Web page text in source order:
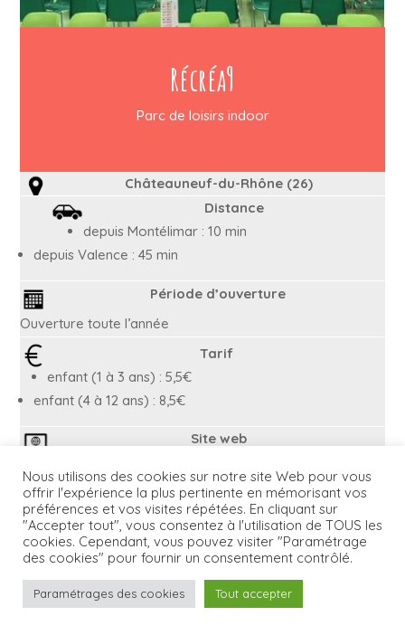
Récréa9
Parc de loisirs indoor
Châteauneuf-du-Rhône (26)
Distance
depuis Montélimar : 10 min
depuis Valence : 45 min
Période d’ouverture
Ouverture toute l’année
Tarif
enfant (1 à 3 ans) : 5,5€
enfant (4 à 12 ans) : 8,5€
Site web
Nous utilisons des cookies sur notre site Web pour vous
offrir l'expérience la plus pertinente en mémorisant vos
préférences et vos visites répétées. En cliquant sur
"Accepter tout", vous consentez à l'utilisation de TOUS les
cookies. Cependant, vous pouvez visiter "Paramétrage
des cookies" pour fournir un consentement contrôlé.
Paramétrages des cookies Tout accepter